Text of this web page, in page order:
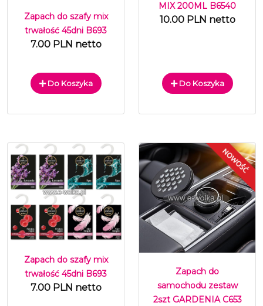
Zapach do szafy mix
trwałość 45dni B693
7.00 PLN netto
Do Koszyka
MIX 200ML B6540
10.00 PLN netto
Do Koszyka
Zapach do szafy mix
trwałość 45dni B693
7.00 PLN netto
Zapach do
samochodu zestaw
2szt GARDENIA C653